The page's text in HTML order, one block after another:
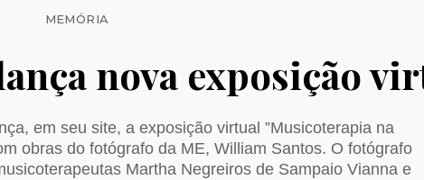
Categorias
MEMÓRIA
nova exposição
em seu site, a exposição virtual ”Musicoterapia na
obras do fotógrafo da ME, William Santos. O fotógrafo
Martha Negreiros de Sampaio Vianna e